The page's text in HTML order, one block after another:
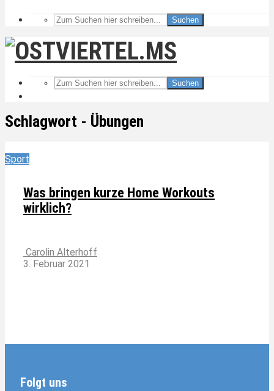
Suchen
Suchen
Schlagwort - Übungen
Sport
Was bringen kurze Home Workouts
wirklich?
Carolin Alterhoff
3. Februar 2021
Folgt uns